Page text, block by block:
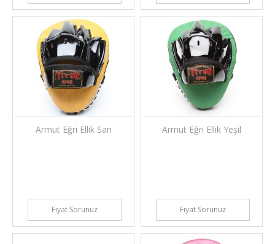
Armut Eğri Ellik Sarı
Fiyat Sorunuz
Armut Eğri Ellik Yeşil
Fiyat Sorunuz